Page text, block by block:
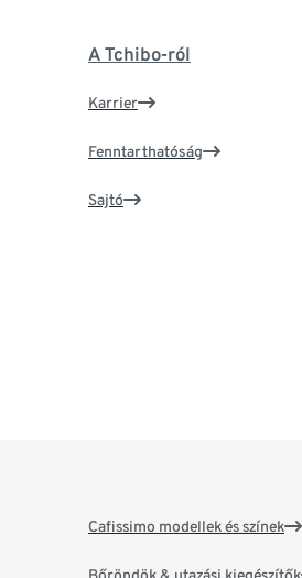
A Tchibo-ról
Karrier
Fenntarthatóság
Sajtó
Cafissimo modellek és színek